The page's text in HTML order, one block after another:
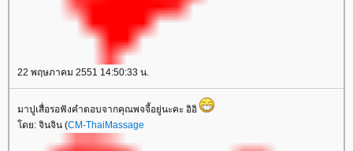
22 พฤษภาคม 2551 14:50:33 น.
มาปูเสื่อรอฟังคำตอบจากคุณพจจี้อยู่นะคะ อิอิ
ดย: จินจิน (CM-ThaiMassage